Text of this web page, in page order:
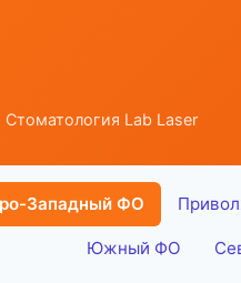
Lab Laser
Западный ФО
Южный ФО